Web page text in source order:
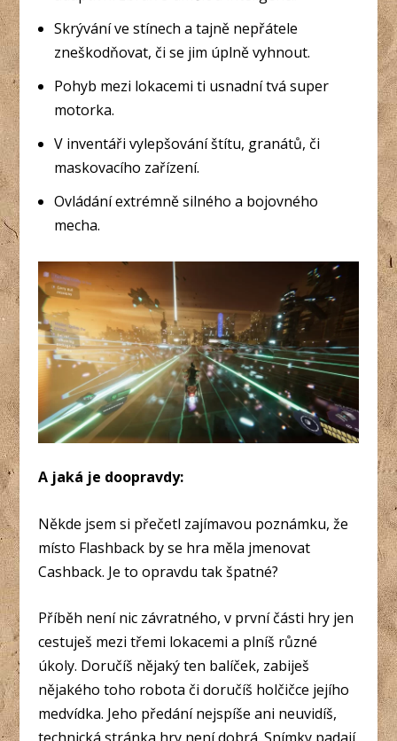
Skrývání ve stínech a tajně nepřátele
zneškodňovat, či se jim úplně vyhnout.
Pohyb mezi lokacemi ti usnadní tvá super
motorka.
V inventáři vylepšování štítu, granátů, či
maskovacího zařízení.
Ovládání extrémně silného a bojovného
mecha.
A jaká je doopravdy:
Někde jsem si přečetl zajímavou poznámku, že
místo Flashback by se hra měla jmenovat
Cashback. Je to opravdu tak špatné?
Příběh není nic závratného, v první části hry jen
cestuješ mezi třemi lokacemi a plníš různé
úkoly. Doručíš nějaký ten balíček, zabiješ
nějakého toho robota či doručíš holčičce jejího
medvídka. Jeho předání nejspíše ani neuvidíš,